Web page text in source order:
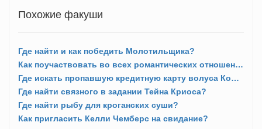
Похожие факуши
Где найти и как победить Молотильщика?
Как поучаствовать во всех романтических отношениях?
Где искать пропавшую кредитную карту волуса Кор Туна?
Где найти связного в задании Тейна Криоса?
Где найти рыбу для кроганских суши?
Как пригласить Келли Чемберс на свидание?